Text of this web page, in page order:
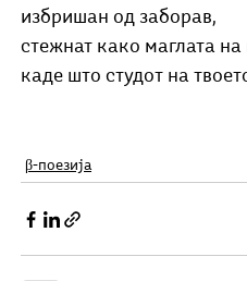
избришан од заборав,
стежнат како маглата на
каде што студот на
β-поезија